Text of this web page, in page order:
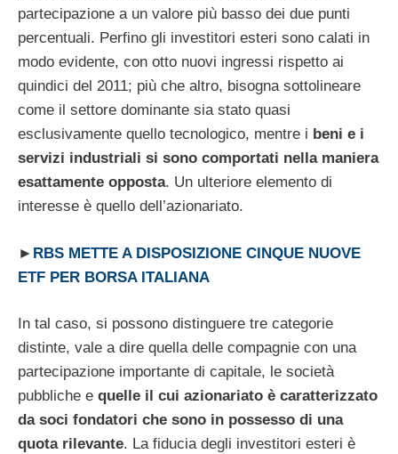
partecipazione a un valore più basso dei due punti
percentuali. Perfino gli investitori esteri sono calati in
modo evidente, con otto nuovi ingressi rispetto ai
quindici del 2011; più che altro, bisogna sottolineare
come il settore dominante sia stato quasi
esclusivamente quello tecnologico, mentre i beni e i
servizi industriali si sono comportati nella maniera
esattamente opposta. Un ulteriore elemento di
interesse è quello dell’azionariato.
► RBS METTE A DISPOSIZIONE CINQUE NUOVE
ETF PER BORSA ITALIANA
In tal caso, si possono distinguere tre categorie
distinte, vale a dire quella delle compagnie con una
partecipazione importante di capitale, le società
pubbliche e quelle il cui azionariato è caratterizzato
da soci fondatori che sono in possesso di una
quota rilevante. La fiducia degli investitori esteri è